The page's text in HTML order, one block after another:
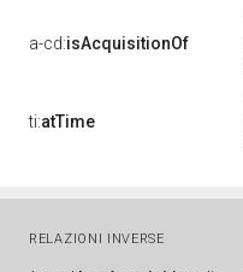
a-cd:isAcquisitionOf
ti:atTime
RELAZIONI INVERSE